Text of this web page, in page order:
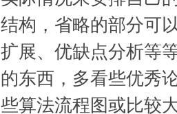
结构，省略的部分可
扩展、优缺点分析等
的东西，多看些优秀
些算法流程图或比较